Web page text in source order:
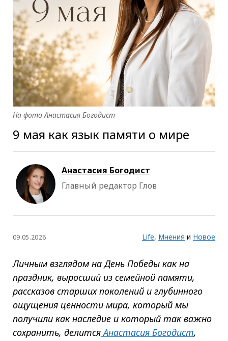
На фото Анастасия Богодист
9 мая как язык памяти о мире
Анастасия Богодист
Главный редактор Глов
09.05.2026 Life, Мнения и Новое
Личным взглядом на День Победы как на
праздник, выросший из семейной памяти,
рассказов старших поколений и глубинного
ощущения ценности мира, который мы
получили как наследие и который так важно
сохранить, делитсяАнастасия Богодист,